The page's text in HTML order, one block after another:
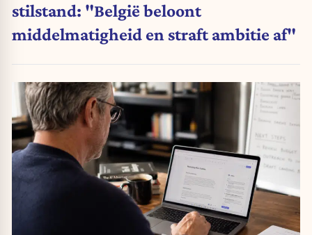
stilstand: "België beloont
middelmatigheid en straft ambitie af"